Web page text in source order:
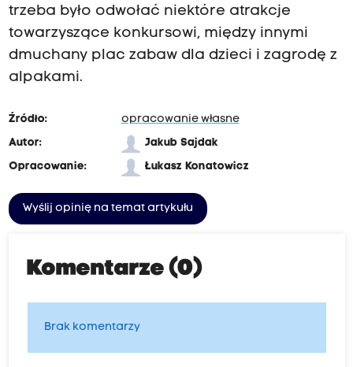
trzeba było odwołać niektóre atrakcje
towarzyszące konkursowi, między innymi
dmuchany plac zabaw dla dzieci i zagrodę z
alpakami.
Źródło:
opracowanie własne
Autor:
Jakub Sajdak
Opracowanie:
Łukasz Konatowicz
Wyślij opinię na temat artykułu
Komentarze (0)
Brak komentarzy